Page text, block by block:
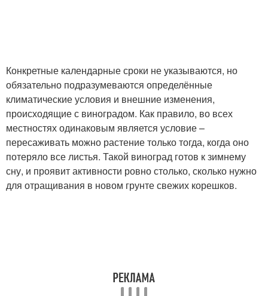
Конкретные календарные сроки не указываются, но
обязательно подразумеваются определённые
климатические условия и внешние изменения,
происходящие с виноградом. Как правило, во всех
местностях одинаковым является условие –
пересаживать можно растение только тогда, когда оно
потеряло все листья. Такой виноград готов к зимнему
сну, и проявит активности ровно столько, сколько нужно
для отращивания в новом грунте свежих корешков.